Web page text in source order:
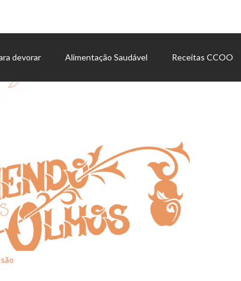
devorar Alimentação Saudável Receitas CCOO
eventos